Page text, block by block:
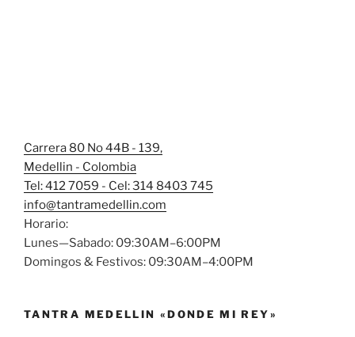
Carrera 80 No 44B - 139,
Medellin - Colombia
Tel: 412 7059 - Cel: 314 8403 745
info@tantramedellin.com
Horario:
Lunes—Sabado: 09:30AM–6:00PM
Domingos & Festivos: 09:30AM–4:00PM
TANTRA MEDELLIN «DONDE MI REY»